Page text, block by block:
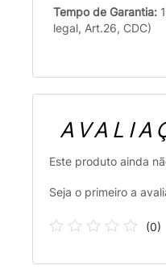
Tempo de Garantia:
legal, Art.26, CDC)
Este produto ainda
Seja o primeiro a
(0)